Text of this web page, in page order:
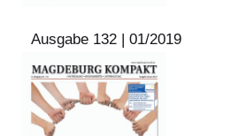
Ausgabe 132 | 01/2019